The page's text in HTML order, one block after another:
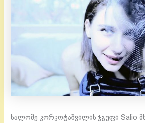
სალომე კორკოტაშვილის ჯგუფი Salio